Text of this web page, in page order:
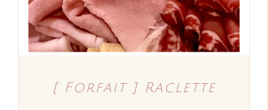
[ Forfait ] Raclette